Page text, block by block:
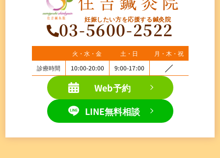
妊娠したい方を応援する鍼灸院
03-5600-2522
火・水・金 土・日
月・木・祝
診療時間
10:00-20:00 9:00-17:00
Web予約
LINE無料相談